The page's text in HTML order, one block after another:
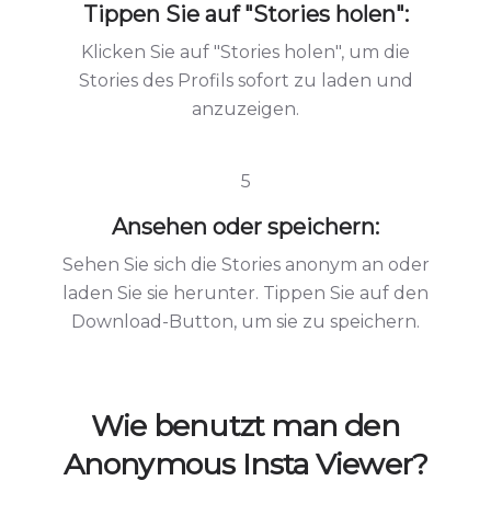
Tippen Sie auf "Stories holen":
Klicken Sie auf "Stories holen", um die
Stories des Profils sofort zu laden und
anzuzeigen.
5
Ansehen oder speichern:
Sehen Sie sich die Stories anonym an oder
laden Sie sie herunter. Tippen Sie auf den
Download-Button, um sie zu speichern.
Wie benutzt man den
Anonymous Insta Viewer?